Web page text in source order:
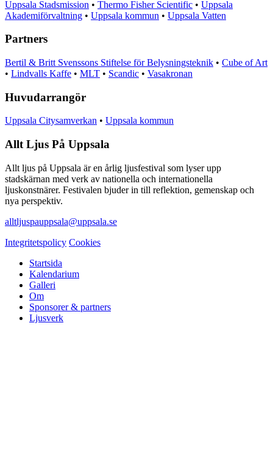
Uppsala Stadsmission • Thermo Fisher Scientific • Uppsala
Akademiförvaltning • Uppsala kommun • Uppsala Vatten
Partners
Bertil & Britt Svenssons Stiftelse för Belysningsteknik • Cube of Art
• Lindvalls Kaffe • MLT • Scandic • Vasakronan
Huvudarrangör
Uppsala Citysamverkan • Uppsala kommun
Allt Ljus På Uppsala
Allt ljus på Uppsala är en årlig ljusfestival som lyser upp
stadskärnan med verk av nationella och internationella
ljuskonstnärer. Festivalen bjuder in till reflektion, gemenskap och
nya perspektiv.
alltljuspauppsala@uppsala.se
Integritetspolicy Cookies
Startsida
Kalendarium
Galleri
Om
Sponsorer & partners
Ljusverk